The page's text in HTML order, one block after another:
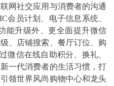
网社交应用与消费者的沟通
会员计划、电子信息系统、
能升级外、更全面提升微信
、店铺搜索、餐厅订位、购
微信在线自助积分、换礼、
一代消费者的生活习惯，打
领世界风尚购物中心和龙头